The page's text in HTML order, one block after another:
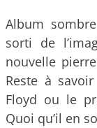
Album
sorti de
nouvelle
Reste à
Floyd ou le
Quoi qu’il en